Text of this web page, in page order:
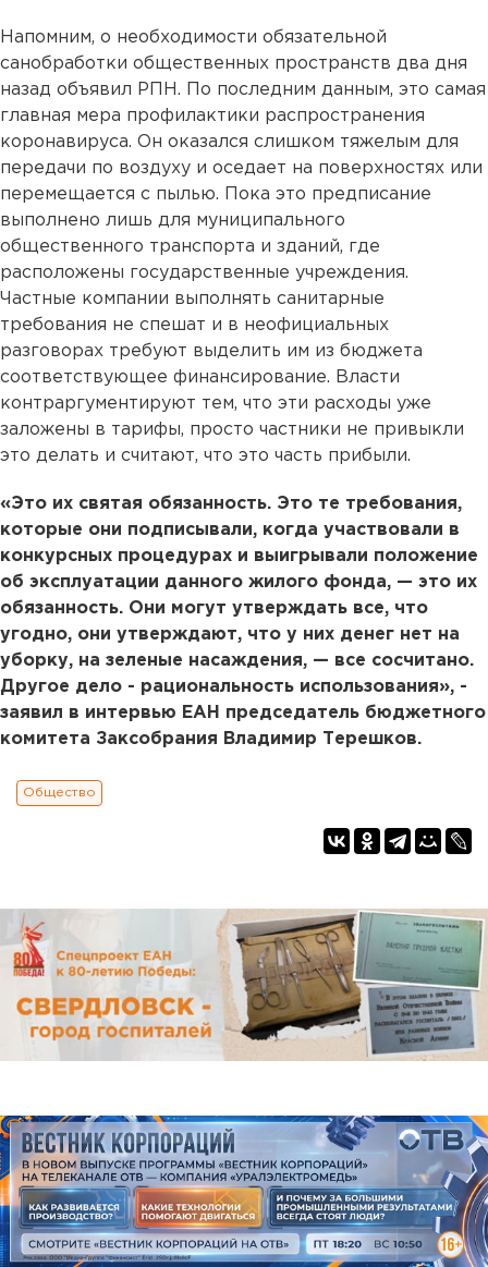
Напомним, о необходимости обязательной
санобработки общественных пространств два дня
назад объявил РПН. По последним данным, это самая
главная мера профилактики распространения
коронавируса. Он оказался слишком тяжелым для
передачи по воздуху и оседает на поверхностях или
перемещается с пылью. Пока это предписание
выполнено лишь для муниципального
общественного транспорта и зданий, где
расположены государственные учреждения.
Частные компании выполнять санитарные
требования не спешат и в неофициальных
разговорах требуют выделить им из бюджета
соответствующее финансирование. Власти
контраргументируют тем, что эти расходы уже
заложены в тарифы, просто частники не привыкли
это делать и считают, что это часть прибыли.
«Это их святая обязанность. Это те требования,
которые они подписывали, когда участвовали в
конкурсных процедурах и выигрывали положение
об эксплуатации данного жилого фонда, — это их
обязанность. Они могут утверждать все, что
угодно, они утверждают, что у них денег нет на
уборку, на зеленые насаждения, — все сосчитано.
Другое дело - рациональность использования», -
заявил в интервью ЕАН председатель бюджетного
комитета Заксобрания Владимир Терешков.
Общество